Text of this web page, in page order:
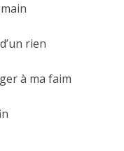
rien
à ma faim